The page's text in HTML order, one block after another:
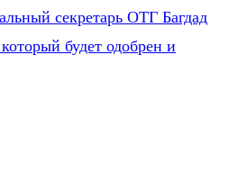
секретарь ОТГ Багдад
будет одобрен и